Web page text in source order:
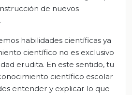
de nuevos
habilidades científicas ya
científico no es exclusivo
erudita. En este sentido, tu
científico escolar
entender y explicar lo que